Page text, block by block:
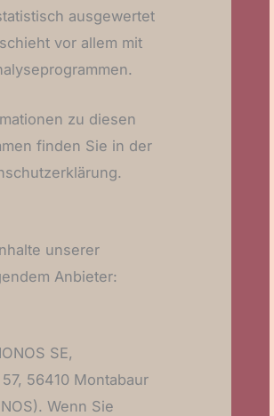
ausgewertet
vor allem mit
zu diesen
finden Sie in der
unserer
Anbieter:
SE,
56410 Montabaur
Wenn Sie